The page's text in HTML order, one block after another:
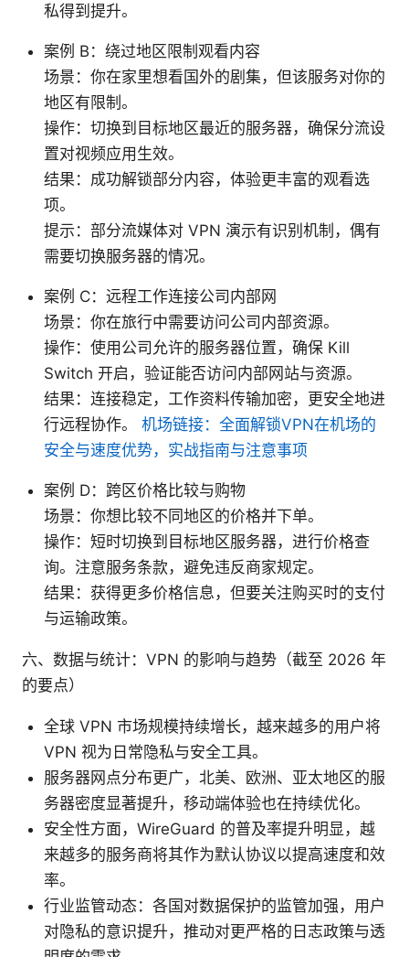
私得到提升。
案例 B：绕过地区限制观看内容
场景：你在家里想看国外的剧集，但该服务对你的
地区有限制。
操作：切换到目标地区最近的服务器，确保分流设
置对视频应用生效。
结果：成功解锁部分内容，体验更丰富的观看选
项。
提示：部分流媒体对 VPN 演示有识别机制，偶有
需要切换服务器的情况。
案例 C：远程工作连接公司内部网
场景：你在旅行中需要访问公司内部资源。
操作：使用公司允许的服务器位置，确保 Kill
Switch 开启，验证能否访问内部网站与资源。
结果：连接稳定，工作资料传输加密，更安全地进
行远程协作。 机场链接：全面解锁VPN在机场的
安全与速度优势，实战指南与注意事项
案例 D：跨区价格比较与购物
场景：你想比较不同地区的价格并下单。
操作：短时切换到目标地区服务器，进行价格查
询。注意服务条款，避免违反商家规定。
结果：获得更多价格信息，但要关注购买时的支付
与运输政策。
六、数据与统计：VPN 的影响与趋势（截至 2026 年
的要点）
全球 VPN 市场规模持续增长，越来越多的用户将
VPN 视为日常隐私与安全工具。
服务器网点分布更广，北美、欧洲、亚太地区的服
务器密度显著提升，移动端体验也在持续优化。
安全性方面，WireGuard 的普及率提升明显，越
来越多的服务商将其作为默认协议以提高速度和效
率。
行业监管动态：各国对数据保护的监管加强，用户
对隐私的意识提升，推动对更严格的日志政策与透